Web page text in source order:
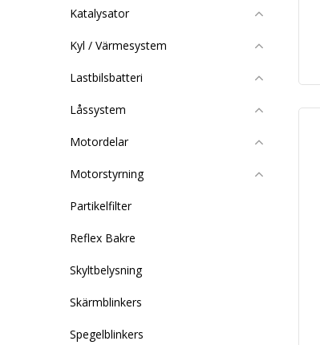
Katalysator
Kyl / Värmesystem
Lastbilsbatteri
Låssystem
Motordelar
Motorstyrning
Partikelfilter
Reflex Bakre
Skyltbelysning
Skärmblinkers
Spegelblinkers